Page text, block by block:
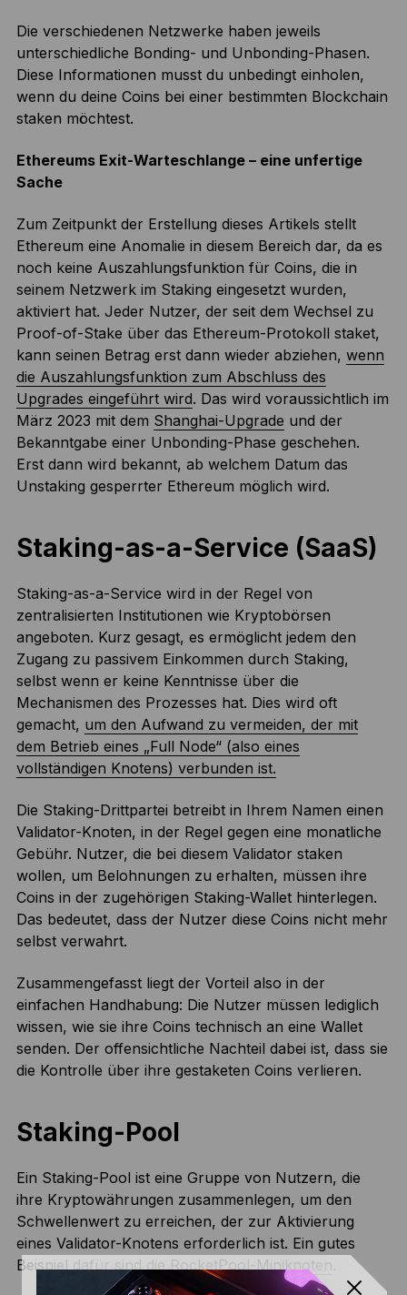
Die verschiedenen Netzwerke haben jeweils
unterschiedliche Bonding- und Unbonding-Phasen.
Diese Informationen musst du unbedingt einholen,
wenn du deine Coins bei einer bestimmten Blockchain
staken möchtest.
Ethereums Exit-Warteschlange – eine unfertige
Sache
Zum Zeitpunkt der Erstellung dieses Artikels stellt
Ethereum eine Anomalie in diesem Bereich dar, da es
noch keine Auszahlungsfunktion für Coins, die in
seinem Netzwerk im Staking eingesetzt wurden,
aktiviert hat. Jeder Nutzer, der seit dem Wechsel zu
Proof-of-Stake über das Ethereum-Protokoll staket,
kann seinen Betrag erst dann wieder abziehen, wenn
die Auszahlungsfunktion zum Abschluss des
Upgrades eingeführt wird. Das wird voraussichtlich im
März 2023 mit dem Shanghai-Upgrade und der
Bekanntgabe einer Unbonding-Phase geschehen.
Erst dann wird bekannt, ab welchem Datum das
Unstaking gesperrter Ethereum möglich wird.
Staking-as-a-Service (SaaS)
Staking-as-a-Service wird in der Regel von
zentralisierten Institutionen wie Kryptobörsen
angeboten. Kurz gesagt, es ermöglicht jedem den
Zugang zu passivem Einkommen durch Staking,
selbst wenn er keine Kenntnisse über die
Mechanismen des Prozesses hat. Dies wird oft
gemacht, um den Aufwand zu vermeiden, der mit
dem Betrieb eines „Full Node“ (also eines
vollständigen Knotens) verbunden ist.
Die Staking-Drittpartei betreibt in Ihrem Namen einen
Validator-Knoten, in der Regel gegen eine monatliche
Gebühr. Nutzer, die bei diesem Validator staken
wollen, um Belohnungen zu erhalten, müssen ihre
Coins in der zugehörigen Staking-Wallet hinterlegen.
Das bedeutet, dass der Nutzer diese Coins nicht mehr
selbst verwahrt.
Zusammengefasst liegt der Vorteil also in der
einfachen Handhabung: Die Nutzer müssen lediglich
wissen, wie sie ihre Coins technisch an eine Wallet
senden. Der offensichtliche Nachteil dabei ist, dass sie
die Kontrolle über ihre gestaketen Coins verlieren.
Staking-Pool
Ein Staking-Pool ist eine Gruppe von Nutzern, die
ihre Kryptowährungen zusammenlegen, um den
Schwellenwert zu erreichen, der zur Aktivierung
eines Validator-Knotens erforderlich ist. Ein gutes
Beispiel dafür sind dieRocketPool-Miniknoten